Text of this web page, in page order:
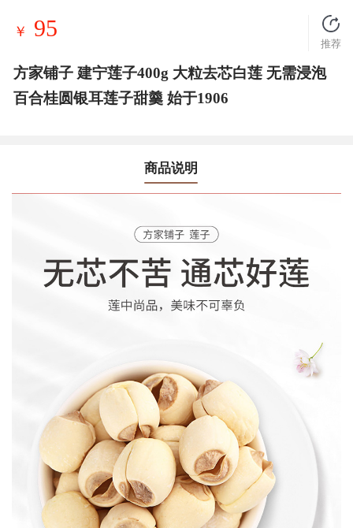
￥ 95
推荐
方家铺子 建宁莲子400g 大粒去芯白莲 无需浸泡
百合桂圆银耳莲子甜羹 始于1906
商品说明